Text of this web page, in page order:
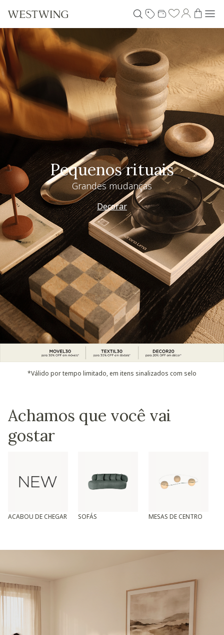
Pequenos rituais
Grandes mudanças
Decorar
*Válido por tempo limitado, em itens sinalizados com selo
Achamos que você vai
gostar
ACABOU DE CHEGAR SOFÁS MESAS DE CENTRO